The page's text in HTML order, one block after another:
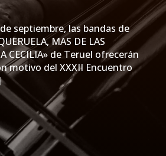
septiembre, las bandas de
MAS DE LAS
CECILIA» de Teruel ofrecerán
motivo del XXXII Encuentro